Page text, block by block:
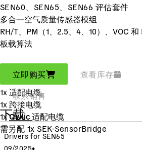
SEN60、SEN65、SEN66 评估套件
多合一空气质量传感器模组
RH/T、PM（1、2.5、4、10）、VOC 和
板载算法
包括
1x SEN66
1x 适配电缆
1x 跨接电缆
1xQwiic 适配电缆
需另配 1x SEK-SensorBridge
立即购买 查看库存
联系销售
下载
Drivers for SEN65
09/2025•